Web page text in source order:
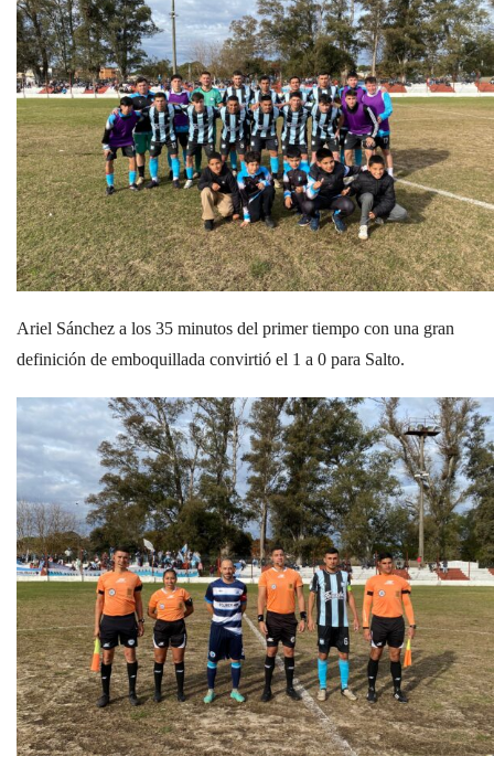
Ariel Sánchez a los 35 minutos del primer tiempo con una gran
definición de emboquillada convirtió el 1 a 0 para Salto.